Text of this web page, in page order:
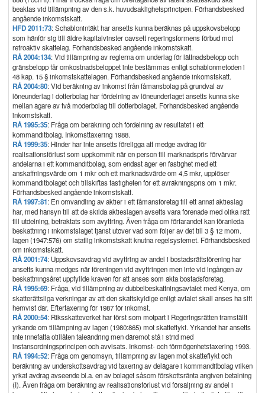
beaktas vid tillämpning av den s.k. huvudsaklighetsprincipen. Förhandsbesked
angående inkomstskatt.
HFD 2011:73: Schablonintäkt har ansetts kunna beräknas på uppskovsbelopp
som hänför sig till äldre kapitalvinster oavsett regeringsformens förbud mot
retroaktiv skattelag. Förhandsbesked angående inkomstskatt.
RÅ 2004:134: Vid tillämpning av reglerna om underlag för lättnadsbelopp och
gränsbelopp får omkostnadsbeloppet inte bestämmas enligt schablonmetoden i
48 kap. 15 § inkomstskattelagen. Förhandsbesked angående inkomstskatt.
RÅ 2004:80: Vid beräkning av inkomst från fåmansbolag på grundval av
löneunderlag i dotterbolag har fördelning av löneunderlaget ansetts kunna ske
mellan ägare av två moderbolag till dotterbolaget. Förhandsbesked angående
inkomstskatt.
RÅ 1995:35: Fråga om beräkning och fördelning av resultatet i ett
kommanditbolag. Inkomsttaxering 1988.
RÅ 1999:35: Hinder har inte ansetts föreligga att medge avdrag för
realisationsförlust som uppkommit när en person till marknadspris förvärvar
andelarna i ett kommanditbolag, som endast äger en fastighet med ett
anskaffningsvärde om 1 mkr och ett marknadsvärde om 4,5 mkr, upplöser
kommanditbolaget och tillskiftas fastigheten för ett avräkningspris om 1 mkr.
Förhandsbesked angående inkomstskatt.
RÅ 1997:81: En omvandling av aktier i ett fåmansföretag till ett annat aktieslag
har, med hänsyn till att de skilda aktieslagen avsetts vara förenade med olika rätt
till utdelning, betraktats som avyttring. Även fråga om förfarandet kan föranleda
beskattning i inkomstslaget tjänst utöver vad som följer av det till 3 § 12 mom.
lagen (1947:576) om statlig inkomstskatt knutna regelsystemet. Förhandsbesked
om inkomstskatt.
RÅ 2001:74: Uppskovsavdrag vid avyttring av andel i bostadsrättsförening har
ansetts kunna medges när föreningen vid avyttringen men inte vid ingången av
beskattningsåret uppfyllde kraven för att anses som äkta bostadsföretag.
RÅ 1995:69: Fråga, vid tillämpning av dubbelbeskattningsavtalet med Kenya, om
skatterättsliga verkningar av att den skattskyldige enligt avtalet skall anses ha sitt
hemvist där. Eftertaxering för 1987 för inkomst.
RÅ 2000:54: Riksskatteverket har först som motpart i Regeringsrätten framställt
yrkande om tillämpning av lagen (1980:865) mot skatteflykt. Yrkandet har ansetts
inte innefatta otillåten taleändring men däremot stå i strid med
instansordningsprincipen och avvisats. Inkomst- och förmögenhetstaxering 1993.
RÅ 1994:52: Fråga om genomsyn, tillämpning av lagen mot skatteflykt och
beräkning av underskottsavdrag vid taxering av delägare i kommanditbolag vilken
yrkat avdrag avseende bl.a. en av bolaget såsom förskottsränta angiven betalning
(I). Även fråga om beräkning av realisationsförlust vid försäljning av andel i